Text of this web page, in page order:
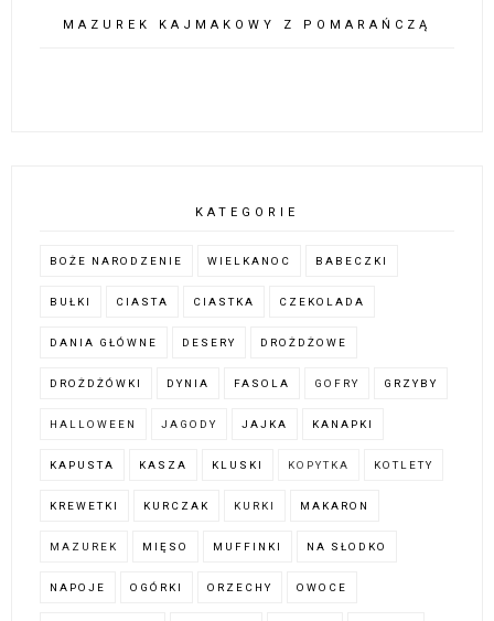
MAZUREK KAJMAKOWY Z POMARAŃCZĄ
KATEGORIE
BOŻE NARODZENIE WIELKANOC BABECZKI
BUŁKI CIASTA CIASTKA CZEKOLADA
DANIA GŁÓWNE DESERY DROŻDŻOWE
DROŻDŻÓWKI DYNIA FASOLA GOFRY GRZYBY
HALLOWEEN JAGODY JAJKA KANAPKI
KAPUSTA KASZA KLUSKI KOPYTKA KOTLETY
KREWETKI KURCZAK KURKI MAKARON
MAZUREK MIĘSO MUFFINKI NA SŁODKO
NAPOJE OGÓRKI ORZECHY OWOCE